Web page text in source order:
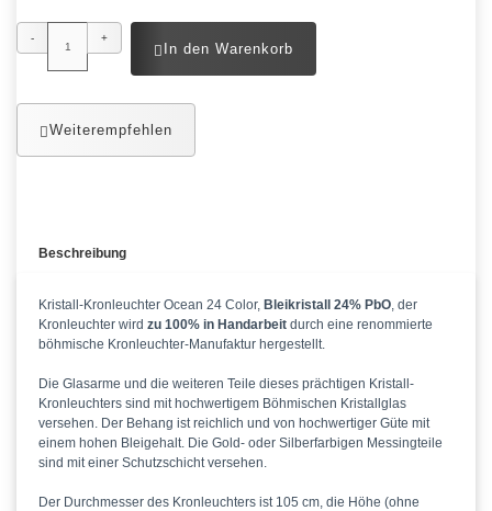
- +
In den Warenkorb
Weiterempfehlen
Beschreibung
Kristall-Kronleuchter Ocean 24 Color, Bleikristall 24% PbO, der
Kronleuchter wird zu 100% in Handarbeit durch eine renommierte
böhmische Kronleuchter-Manufaktur hergestellt.
Die Glasarme und die weiteren Teile dieses prächtigen Kristall-
Kronleuchters sind mit hochwertigem Böhmischen Kristallglas
versehen. Der Behang ist reichlich und von hochwertiger Güte mit
einem hohen Bleigehalt. Die Gold- oder Silberfarbigen Messingteile
sind mit einer Schutzschicht versehen.
Der Durchmesser des Kronleuchters ist 105 cm, die Höhe (ohne